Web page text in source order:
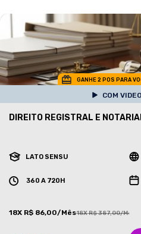
GANHE 2 POS PARA
COM
DIREITO REGISTRAL E
LATO SENSU
360 A 720H
18X R$ 86,00/Mês18X R$ 387,00/Mês